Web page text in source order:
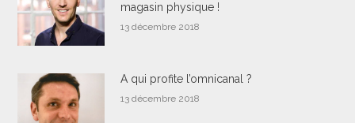
magasin physique !
13 décembre 2018
A qui profite l’omnicanal ?
13 décembre 2018